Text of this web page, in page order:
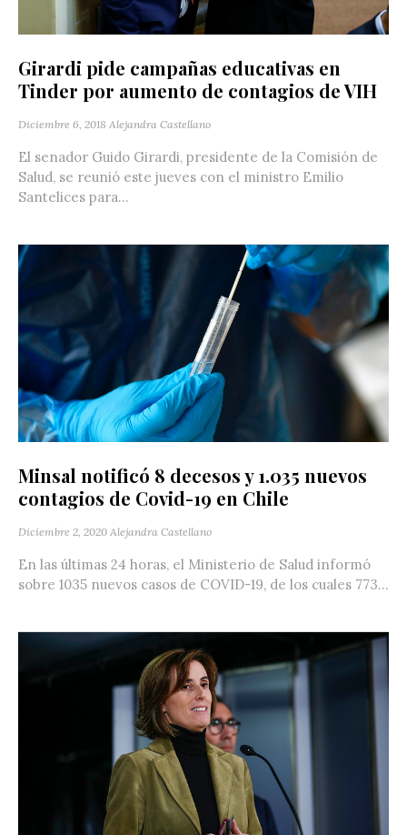
Girardi pide campañas educativas en
Tinder por aumento de contagios de VIH
Diciembre 6, 2018 Alejandra Castellano
El senador Guido Girardi, presidente de la Comisión de
Salud, se reunió este jueves con el ministro Emilio
Santelices para...
Minsal notificó 8 decesos y 1.035 nuevos
contagios de Covid-19 en Chile
Diciembre 2, 2020 Alejandra Castellano
En las últimas 24 horas, el Ministerio de Salud informó
sobre 1035 nuevos casos de COVID-19, de los cuales 773...